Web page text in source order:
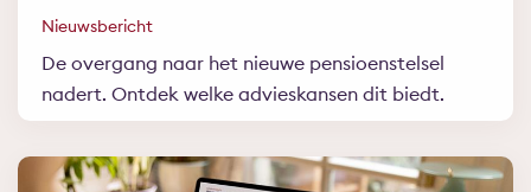
Nieuwsbericht
De overgang naar het nieuwe pensioenstelsel
nadert. Ontdek welke advieskansen dit biedt.